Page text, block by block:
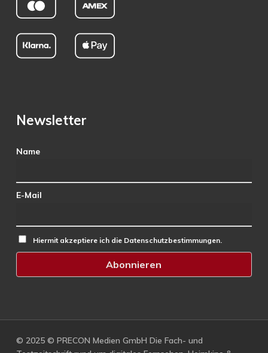
Newsletter
Name
E-Mail
Hiermit akzeptiere ich die Datenschutzbestimmungen.
© 2025 © PRECON Medien GmbH Die Fach- und